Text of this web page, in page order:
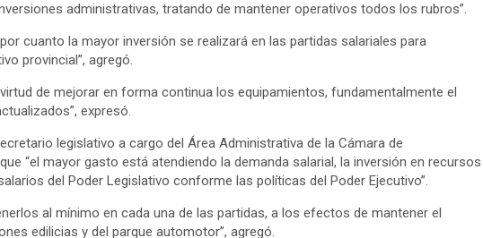
administrativas, tratando de mantener operativos todos los rubros”.
cuanto la mayor inversión se realizará en las partidas salariales para
provincial”, agregó.
de mejorar en forma continua los equipamientos, fundamentalmente el
expresó.
legislativo a cargo del Área Administrativa de la Cámara de
“el mayor gasto está atendiendo la demanda salarial, la inversión en recursos
del Poder Legislativo conforme las políticas del Poder Ejecutivo”.
al mínimo en cada una de las partidas, a los efectos de mantener el
edilicias y del parque automotor”, agregó.